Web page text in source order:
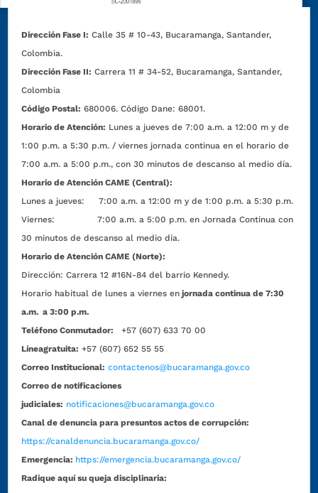
Dirección Fase I: Calle 35 # 10-43, Bucaramanga, Santander,
Colombia.
Dirección Fase II: Carrera 11 # 34-52, Bucaramanga, Santander,
Colombia
Código Postal: 680006. Código Dane: 68001.
Horario de Atención: Lunes a jueves de 7:00 a.m. a 12:00 m y de
1:00 p.m. a 5:30 p.m. / viernes jornada continua en el horario de
7:00 a.m. a 5:00 p.m., con 30 minutos de descanso al medio día.
Horario de Atención CAME (Central):
Lunes a jueves: 7:00 a.m. a 12:00 m y de 1:00 p.m. a 5:30 p.m.
Viernes: 7:00 a.m. a 5:00 p.m. en Jornada Continua con
30 minutos de descanso al medio día.
Horario de Atención CAME (Norte):
Dirección:Carrera 12 #16N-84 del barrio Kennedy.
Horario habitual de lunes a viernes en jornada continua de 7:30
a.m. a 3:00 p.m.
Teléfono Conmutador:
+57 (607) 633 70 00
Líneagratuita: +57 (607) 652 55 55
Correo Institucional: contactenos@bucaramanga.gov.co
Correo de notificaciones
judiciales: notificaciones@bucaramanga.gov.co
Canal de denuncia para presuntos actos de corrupción:
https://canaldenuncia.bucaramanga.gov.co/
Emergencia: https://emergencia.bucaramanga.gov.co/
Radique aquí su queja disciplinaria: